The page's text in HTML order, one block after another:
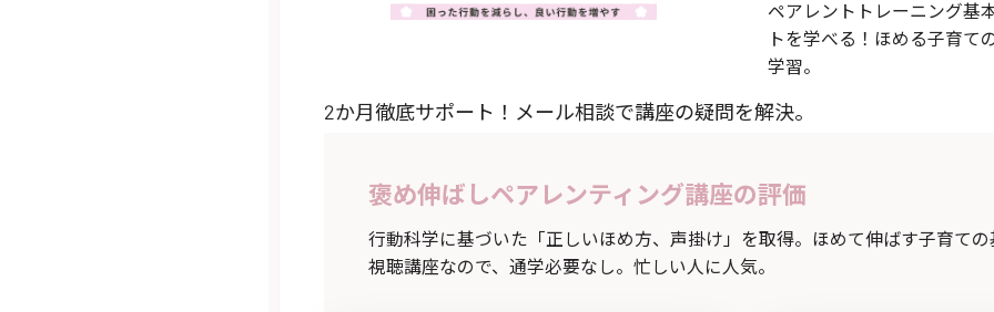
ペアレントトレーニング基
トを学べる！ほめる子育て
学習。
2か月徹底サポート！メール相談で講座の疑問を解決。
褒め伸ばしペアレンティング講座の評価
行動科学に基づいた「正しいほめ方、声掛け」を取得。ほめて伸ばす子育て
視聴講座なので、通学必要なし。忙しい人に人気。